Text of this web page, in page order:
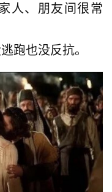
人、朋友间很常
跑也没反抗。